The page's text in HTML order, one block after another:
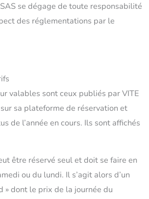
se dégage de toute responsabilité
des réglementations par le
valables sont ceux publiés par VITE
sa plateforme de réservation et
de l’année en cours. Ils sont affichés
être réservé seul et doit se faire en
ou du lundi. Il s’agit alors d’un
» dont le prix de la journée du